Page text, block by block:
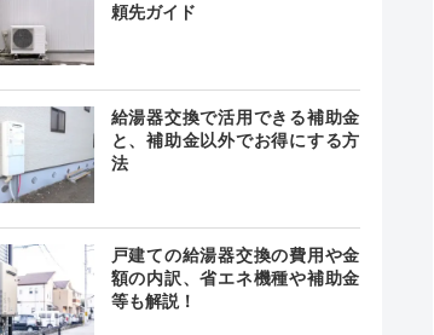
ー
記載なし
頼先ガイド
給湯器交換で活用できる補助金
と、補助金以外でお得にする方
法
戸建ての給湯器交換の費用や金
額の内訳、省エネ機種や補助金
等も解説！